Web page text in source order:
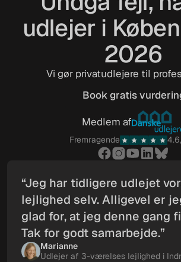
udlejer i
2026
Vi gør privatudlejere til
Book gratis
Book gratis vurdering
Medlem af
Fremragende
“Jeg har tidligere udlejet
lejlighed selv. Alligevel er
glad for, at jeg denne gang
Tak for godt samarbejde.”
Marianne
Udlejer af 3-værelses lejlighed i